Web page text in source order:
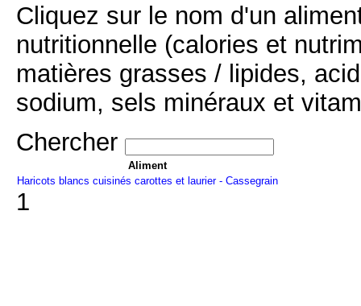
Cliquez sur le nom d'un
nutritionnelle (calories et
matières grasses / lipides,
sodium, sels minéraux et
Chercher
Aliment
Haricots blancs cuisinés carottes et laurier - Cassegrain
1